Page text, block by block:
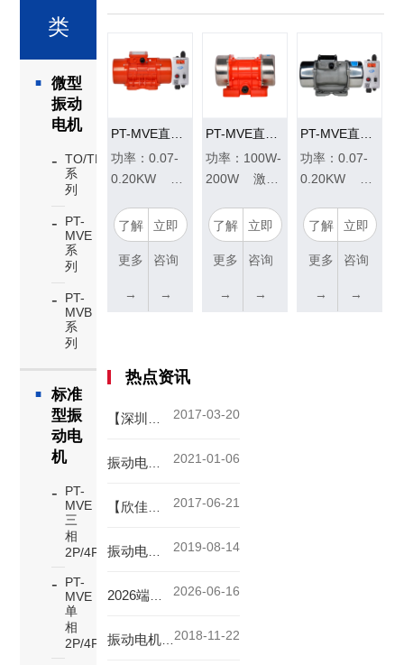
类
微型
振动
电机
TO/TB
系
列
PT-
MVE
系
列
PT-
MVB
系
列
标准
型振
动电
机
PT-
MVE
三
相
2P/4P/6P/8P
PT-
MVE
单
相
2P/4P
功率：0.07-
0.20KW 激
6.0KN
了解
更多
→
立即
咨询
→
功率：100W-
200W 激振
2.00KN
了解
更多
→
立即
咨询
→
功率：0.07-
0.20KW 激
6.0KN
了解
更多
→
立即
咨询
→
热点资讯
2017-03-20
【深圳】采购小型振动器 普田振动电机火爆热销中......
2021-01-06
振动电机爆炸的隐患是什么?
2017-06-21
【欣佳宏】PUTA120/2-12三相振动电机用处广泛
2019-08-14
振动电机由特制电机外加激振重块组成
2026-06-16
2026端午放假通知
2018-11-22
振动电机的检修注意事项